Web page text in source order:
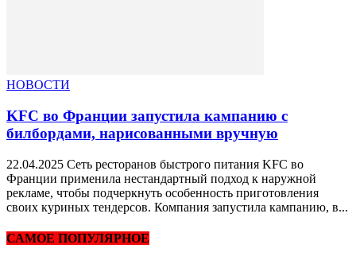
НОВОСТИ
KFC во Франции запустила кампанию с
билбордами, нарисованными вручную
22.04.2025 Сеть ресторанов быстрого питания KFC во
Франции применила нестандартный подход к наружной
рекламе, чтобы подчеркнуть особенность приготовления
своих куриных тендерсов. Компания запустила кампанию, в...
САМОЕ ПОПУЛЯРНОЕ